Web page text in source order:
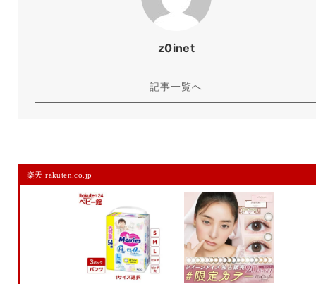
z0inet
記事一覧へ
楽天 rakuten.co.jp